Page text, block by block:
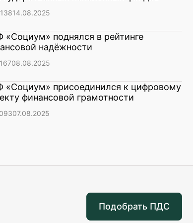
14.08.2025
«Социум» поднялся в рейтинге
надёжности
08.08.2025
«Социум» присоединился к цифровому
финансовой грамотности
07.08.2025
Подобрать ПДС